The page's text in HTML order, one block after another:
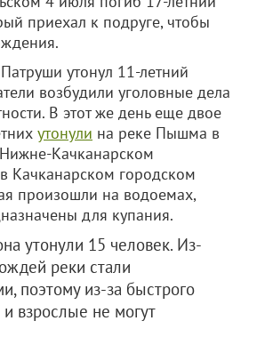
приехал к подруге, чтобы
утонул 11-летний
возбудили уголовные дела
В этот же день еще двое
утонули на реке Пышма в
Качканарском
Качканарском городском
произошли на водоемах,
для купания.
утонули 15 человек. Из-
реки стали
поэтому из-за быстрого
взрослые не могут